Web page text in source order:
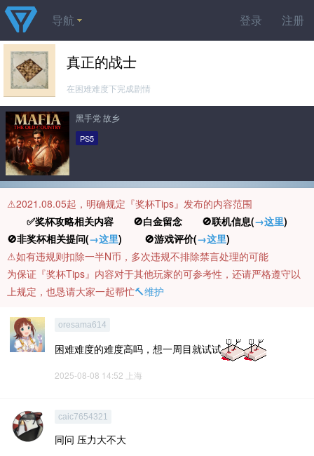
登录 注册
导航
真正的战士
在困难难度下完成剧情
黑手党 故乡
PS5
⚠️2021.08.05起，明确规定『奖杯Tips』发布的内容范围
✅奖杯攻略相关内容 🚫白金留念 🚫联机信息(→这里)
🚫非奖杯相关提问(→这里) 🚫游戏评价(→这里)
⚠️如有违规则扣除一半N币，多次违规不排除禁言处理的可能
为保证『奖杯Tips』内容对于其他玩家的可参考性，还请严格遵守以
上规定，也恳请大家一起帮忙🔨维护
oresama614
困难难度的难度高吗，想一周目就试试
2025-08-08 14:52 上海
caic7654321
同问 压力大不大